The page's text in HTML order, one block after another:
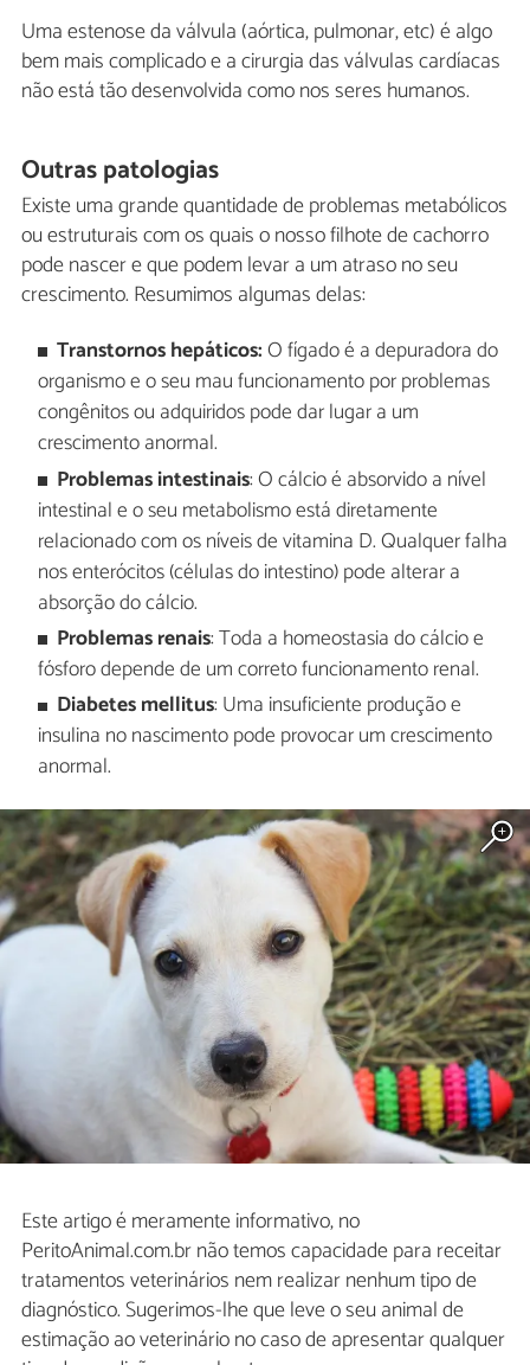
Uma estenose da válvula (aórtica, pulmonar, etc) é algo
bem mais complicado e a cirurgia das válvulas cardíacas
não está tão desenvolvida como nos seres humanos.
Outras patologias
Existe uma grande quantidade de problemas metabólicos
ou estruturais com os quais o nosso filhote de cachorro
pode nascer e que podem levar a um atraso no seu
crescimento. Resumimos algumas delas:
Transtornos hepáticos:O fígado é a depuradora do
organismo e o seu mau funcionamento por problemas
congênitos ou adquiridos pode dar lugar a um
crescimento anormal.
Problemas intestinais: O cálcio é absorvido a nível
intestinal e o seu metabolismo está diretamente
relacionado com os níveis de vitamina D. Qualquer falha
nos enterócitos (células do intestino) pode alterar a
absorção do cálcio.
Problemas renais: Toda a homeostasia do cálcio e
fósforo depende de um correto funcionamento renal.
Diabetes mellitus: Uma insuficiente produção e
insulina no nascimento pode provocar um crescimento
anormal.
Este artigo é meramente informativo, no
PeritoAnimal.com.br não temos capacidade para receitar
tratamentos veterinários nem realizar nenhum tipo de
diagnóstico. Sugerimos-lhe que leve o seu animal de
estimação ao veterinário no caso de apresentar qualquer